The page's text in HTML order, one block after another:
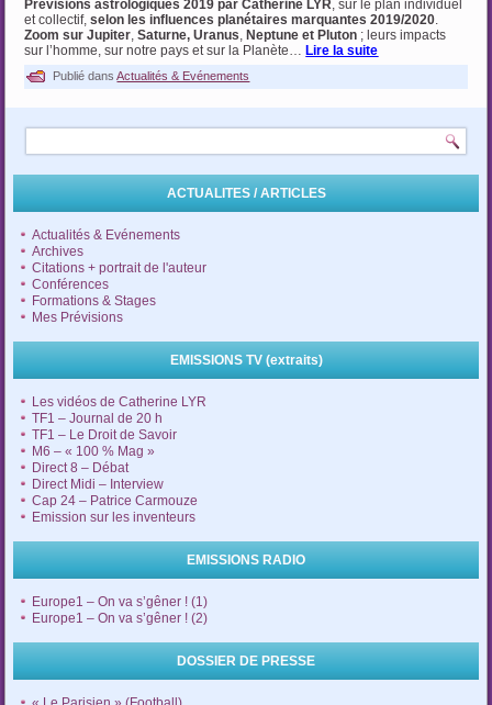
Prévisions astrologiques 2019 par Catherine LYR, sur le plan individuel
et collectif,selon les influences planétaires marquantes 2019/2020.
Zoom sur Jupiter,Saturne, Uranus, Neptune et Pluton ; leurs impacts
sur l’homme, sur notre pays et sur la Planète… Lire la suite
Publié dans Actualités & Evénements
ACTUALITES / ARTICLES
Actualités & Evénements
Archives
Citations + portrait de l'auteur
Conférences
Formations & Stages
Mes Prévisions
EMISSIONS TV (extraits)
Les vidéos de Catherine LYR
TF1 – Journal de 20 h
TF1 – Le Droit de Savoir
M6 – « 100 % Mag »
Direct 8 – Débat
Direct Midi – Interview
Cap 24 – Patrice Carmouze
Emission sur les inventeurs
EMISSIONS RADIO
Europe1 – On va s’gêner ! (1)
Europe1 – On va s’gêner ! (2)
DOSSIER DE PRESSE